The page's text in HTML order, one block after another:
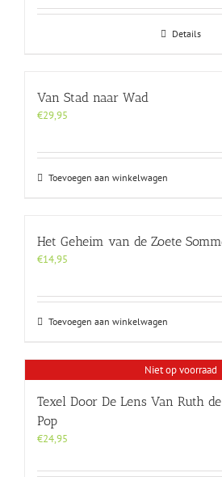
Details
Van Stad naar Wad
€29,95
Toevoegen aan winkelwagen
Het Geheim van de Zoete
€14,95
Toevoegen aan winkelwagen
Niet op voorraad
Texel Door De Lens Van Ruth
Pop
€24,95